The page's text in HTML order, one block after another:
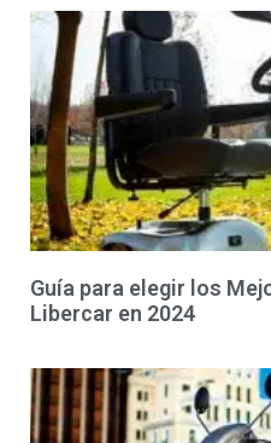
Guía para elegir los
Libercar en 2024